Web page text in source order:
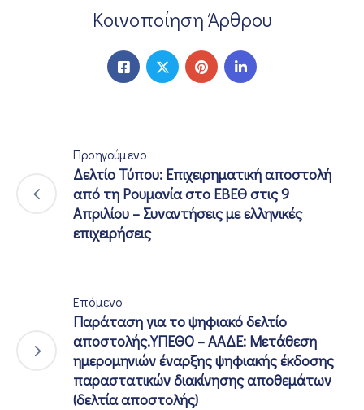
Κοινοποίηση Άρθρου
Προηγούμενο
Δελτίο Τύπου: Επιχειρηματική αποστολή
από τη Ρουμανία στο ΕΒΕΘ στις 9
Απριλίου – Συναντήσεις με ελληνικές
επιχειρήσεις
Επόμενο
Παράταση για το ψηφιακό δελτίο
αποστολής.ΥΠΕΘΟ – ΑΑΔΕ: Μετάθεση
ημερομηνιών έναρξης ψηφιακής έκδοσης
παραστατικών διακίνησης αποθεμάτων
(δελτία αποστολής)